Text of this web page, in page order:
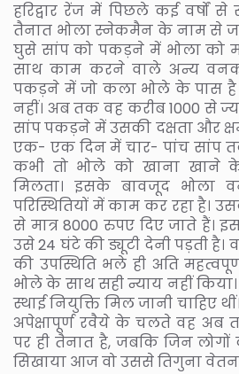
हरिद्वार रेंज में पिछले कई वर्षों से
तैनात भोला स्नेकमैन के नाम से
घुसे सांप को पकड़ने में भोला को
साथ काम करने वाले अन्य
पकड़ने में जो कला भोले के पास
नहीं। अब तक वह करीब 1000 से
सांप पकड़ने में उसकी दक्षता और
एक- एक दिन में चार- पांच सांप
कभी तो भोले को खाना खाने
मिलता। इसके बावजूद भोला
परिस्थितियों में काम कर रहा है।
से मात्र 8000 रुपए दिए जाते हैं।
उसे 24 घंटे की ड्यूटी देनी पड़ती
की उपस्थिति भले ही अति
भोले के साथ सही न्याय नहीं
स्थाई नियुक्ति मिल जानी चाहिए
अपेक्षापूर्ण रवैये के चलते वह अब
पर ही तैनात है, जबकि जिन
सिखाया आज वो उससे तिगुना वेतन